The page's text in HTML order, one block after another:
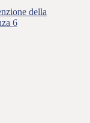
della
6